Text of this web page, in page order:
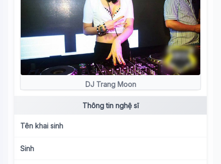
DJ Trang Moon
Thông tin nghệ sĩ
Tên khai sinh
Sinh